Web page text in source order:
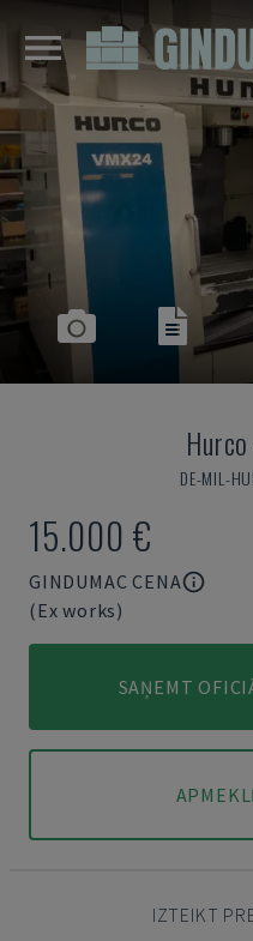
Hurco
DE-MIL-
15.000 €
GINDUMAC CENA
(Ex works)
SAŅEMT
IZTEIKT